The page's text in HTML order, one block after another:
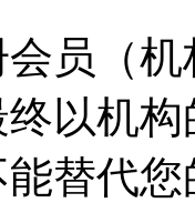
员（
以机
替代